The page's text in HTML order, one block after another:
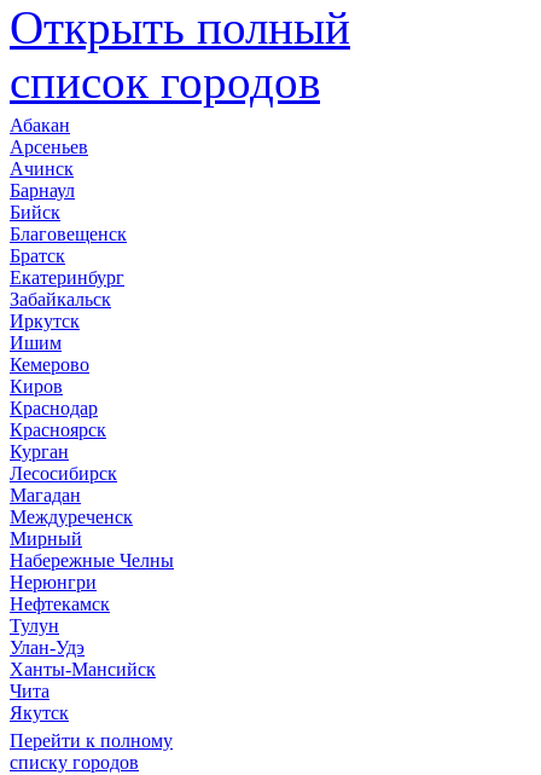
Открыть полный
список городов
Абакан
Арсеньев
Ачинск
Барнаул
Бийск
Благовещенск
Братск
Екатеринбург
Забайкальск
Иркутск
Ишим
Кемерово
Киров
Краснодар
Красноярск
Курган
Лесосибирск
Магадан
Междуреченск
Мирный
Набережные Челны
Нерюнгри
Нефтекамск
Тулун
Улан-Удэ
Ханты-Мансийск
Чита
Якутск
Перейти к полному
списку городов